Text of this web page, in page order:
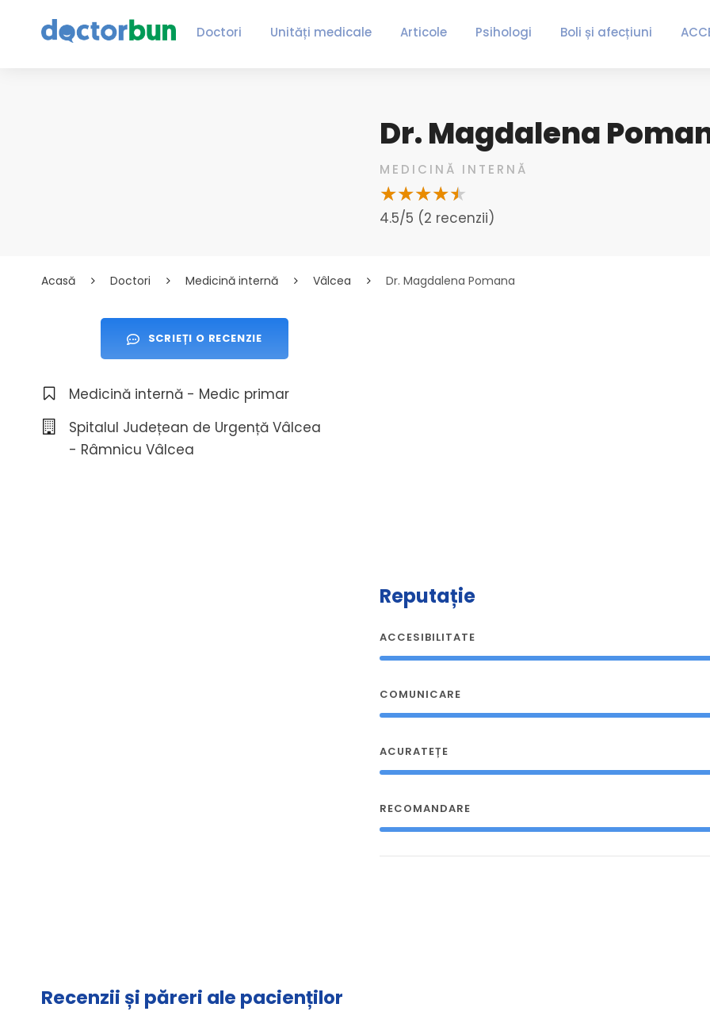
Doctori Unități medicale Articole Psihologi Boli și afecțiuni
Dr. Magdalena
MEDICINĂ INTERNĂ
4.5/5 (2 recenzii)
Acasă Doctori Medicină internă Vâlcea Dr. Magdalena Pomana
SCRIEȚI O RECENZIE
Medicină internă - Medic primar
Spitalul Județean de Urgență Vâlcea
- Râmnicu Vâlcea
Reputație
ACCESIBILITATE
COMUNICARE
ACURATEȚE
RECOMANDARE
Recenzii și păreri ale pacienților